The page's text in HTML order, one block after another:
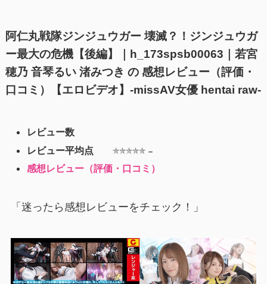
阿仁丸戦隊ジンジュウガー 壊滅？！ジンジュウガ
ー最大の危機【後編】｜h_173spsb00063｜若宮
穂乃 音琴るい 渚みつき の 感想レビュー（評価・
口コミ）【エロビデオ】-missAV女優 hentai raw-
レビュー数
レビュー平均点
–
感想レビュー（評価・口コミ）
「迷ったら感想レビューをチェック！」